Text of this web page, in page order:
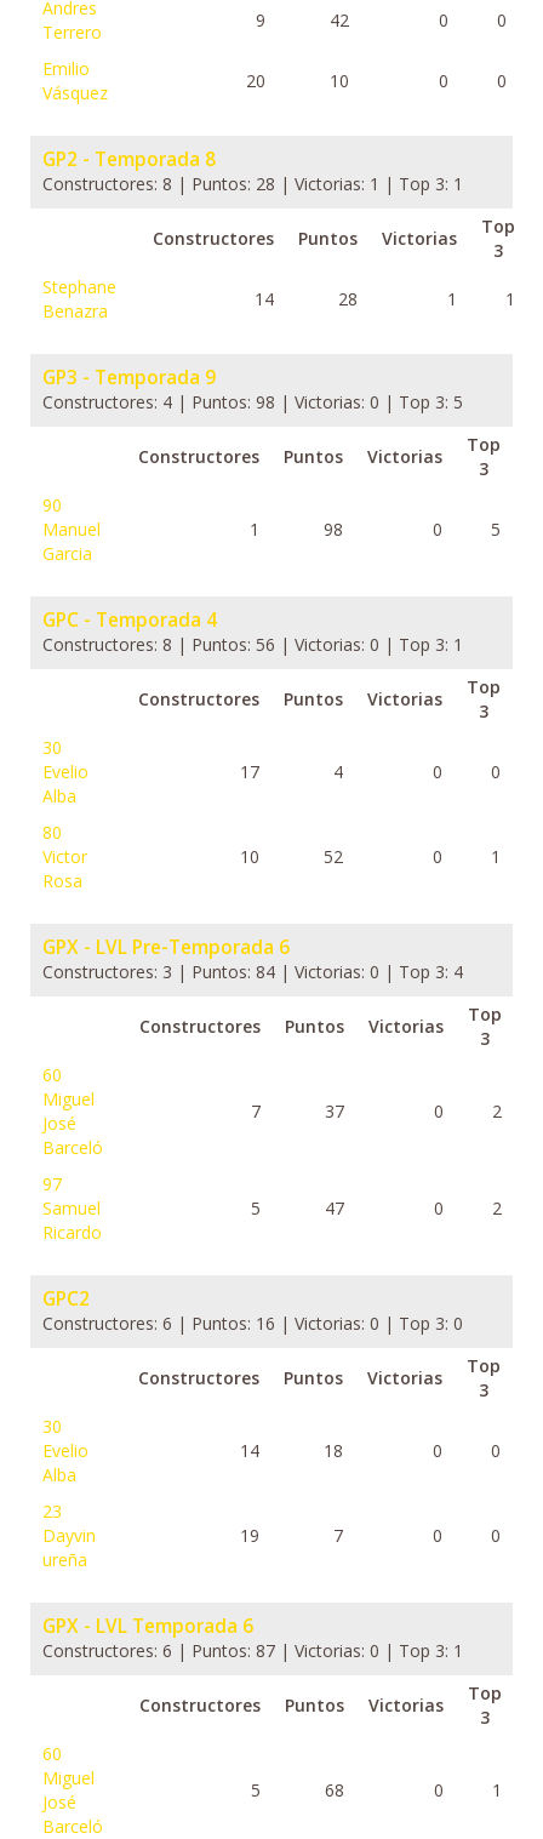
Andres
Terrero
9 42 0 0
Emilio
Vásquez
20 10 0 0
GP2 - Temporada 8
Constructores: 8 | Puntos: 28 | Victorias: 1 | Top 3: 1
Constructores Puntos Victorias
Top
3
Stephane
Benazra
14 28 1 1
GP3 - Temporada 9
Constructores: 4 | Puntos: 98 | Victorias: 0 | Top 3: 5
Constructores Puntos Victorias
Top
3
90
Manuel
Garcia
1 98 0 5
GPC - Temporada 4
Constructores: 8 | Puntos: 56 | Victorias: 0 | Top 3: 1
Constructores Puntos Victorias
Top
3
30
Evelio
Alba
17 4 0 0
80
Victor
Rosa
10 52 0 1
GPX - LVL Pre-Temporada 6
Constructores: 3 | Puntos: 84 | Victorias: 0 | Top 3: 4
Constructores Puntos Victorias
Top
3
60
Miguel
José
Barceló
7 37 0 2
97
Samuel
Ricardo
5 47 0 2
GPC2
Constructores: 6 | Puntos: 16 | Victorias: 0 | Top 3: 0
Constructores Puntos Victorias
Top
3
30
Evelio
Alba
14 18 0 0
23
Dayvin
ureña
19 7 0 0
GPX - LVL Temporada 6
Constructores: 6 | Puntos: 87 | Victorias: 0 | Top 3: 1
Constructores Puntos Victorias
Top
3
60
Miguel
José
Barceló
5 68 0 1